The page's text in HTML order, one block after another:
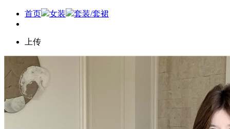
首页 女装 套装/套裙
上传